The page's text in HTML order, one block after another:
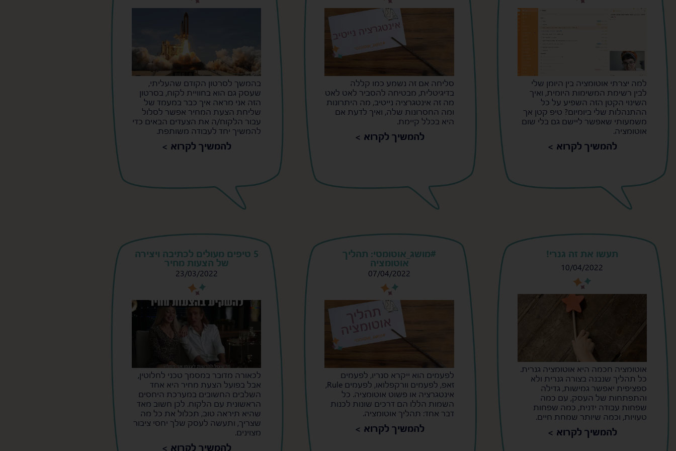
למה יצרתי אוטומציה בין היומן שלי
לבין רשימת המשימות היומית, ואיך
השינוי הקטן הזה השפיע על כל
ההתנהלות שלי ביומיום? טיפ קטן אך
משמעותי שאפשר ליישם גם בלי שום
אוטומציה.
להמשיך לקרוא >
סליחה אם זה נשמע כמו קללה
בדיגיטלית, מבטיחה להסביר לאט לאט
מה זה אינטגרציה נייטיב, מה היתרונות
ומה החסרונות שלה, ואיך לדעת אם
היא בכלל קיימת.
להמשיך לקרוא >
בהמשך לסרטון הקודם שהעליתי,
שעסק גם הוא בחוויית לקוח, בסרטון
הזה אני מראה איך כבר במעמד של
שליחת הצעת המחיר אפשר לסלול
עבור הלקוח/ה את הצעדים הבאים כדי
להמשיך יחד לעבודה משותפת.
להמשיך לקרוא >
תעשו את זה גנרי!
10/04/2022
s
s
אוטומציה חכמה היא אוטומציה גנרית.
כל תהליך שנבנה בצורה גנרית ולא
ספציפית יאפשר גמישות, גדילה
והתפתחות של העסק, עם כמה
שפחות עבודה ידנית, כמה שפחות
טעויות, וכמה שיותר שמחת חיים.
להמשיך לקרוא >
#מושג_אוטומטי: תהליך
אוטומציה
07/04/2022
s
s
לפעמים הוא ייקרא סנריו, לפעמים
זאפ, לפעמים וורקפלואו, לפעמים Rule,
אינטגרציה או פשוט אוטומציה. כל
השמות הללו הם דרכים שונות לכנות
דבר אחד: תהליך אוטומציה.
להמשיך לקרוא >
5 טיפים מעולים לכתיבה ויצירה
של הצעות מחיר
23/03/2022
s
s
לכאורה מדובר במסמך טכני לחלוטין,
אבל בפועל הצעת מחיר היא אחד
השלבים החשובים במערכת היחסים
הראשונית עם הלקוח. לכן חשוב מאד
שהיא תיראה טוב, תכלול את כל מה
שצריך, ותעשה לעסק שלך יחסי ציבור
מצוינים.
להמשיך לקרוא >